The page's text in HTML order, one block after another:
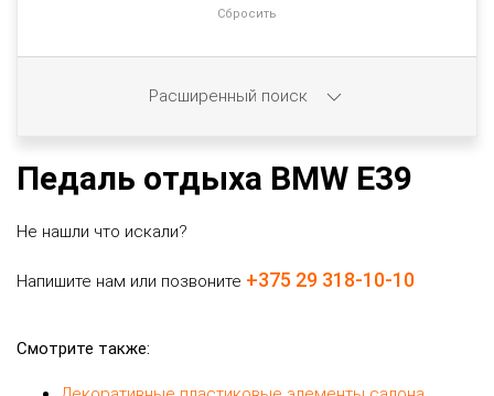
Педаль отдыха BMW E39
Не нашли что искали?
Напишите нам или позвоните +375 29 318-10-10
Смотрите также:
Расширенный поиск